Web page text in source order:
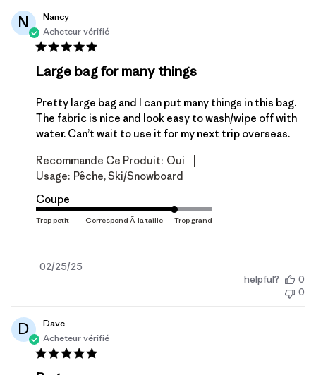
N
Nancy
Acheteur vérifié
Large bag for many things
Pretty large bag and I can put many things in this bag.
The fabric is nice and look easy to wash/wipe off with
water. Can’t wait to use it for my next trip overseas.
Recommande Ce Produit: Oui
Usage: Pêche, Ski/Snowboard
Coupe
Date
02/25/25
helpful?
0
0
D
Dave
Acheteur vérifié